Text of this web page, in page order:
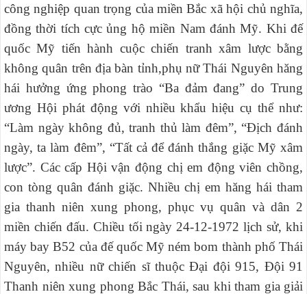
công nghiệp quan trọng của miền Bắc xã hội chủ nghĩa,
đồng thời tích cực ủng hộ miền Nam đánh Mỹ. Khi đế
quốc Mỹ tiến hành cuộc chiến tranh xâm lược bằng
không quân trên địa bàn tỉnh,phụ nữ Thái Nguyên hăng
hái hưởng ứng phong trào “Ba đảm đang” do Trung
ương Hội phát động với nhiều khẩu hiệu cụ thể như:
“Làm ngày không đủ, tranh thủ làm đêm”, “Địch đánh
ngày, ta làm đêm”, “Tất cả để đánh thắng giặc Mỹ xâm
lược”. Các cấp Hội vận động chị em động viên chồng,
con tòng quân đánh giặc. Nhiều chị em hăng hái tham
gia thanh niên xung phong, phục vụ quân và dân 2
miền chiến đấu. Chiều tối ngày 24-12-1972 lịch sử, khi
máy bay B52 của đế quốc Mỹ ném bom thành phố Thái
Nguyên, nhiều nữ chiến sĩ thuộc Đại đội 915, Đội 91
Thanh niên xung phong Bắc Thái, sau khi tham gia giải